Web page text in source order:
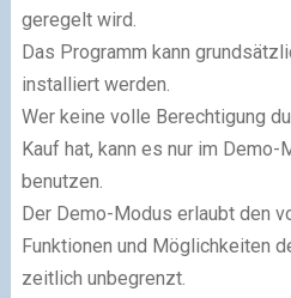
geregelt wird.
Das Programm kann
installiert werden.
Wer keine volle Berechtigung
Kauf hat, kann es nur im Demo-
benutzen.
Der Demo-Modus erlaubt den
Funktionen und Möglichkeiten
zeitlich unbegrenzt.